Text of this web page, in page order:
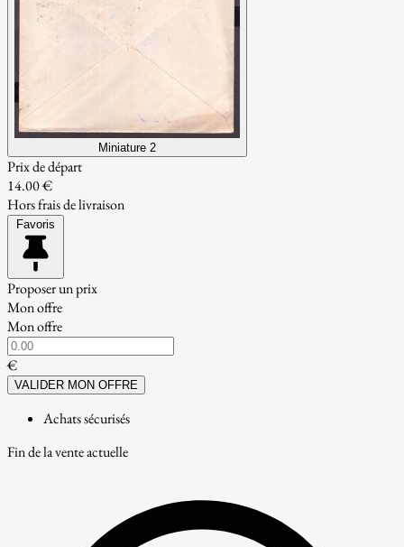
Miniature 2
Prix de départ
14.00 €
Hors frais de livraison
Favoris
Proposer un prix
Mon offre
Mon offre
€
VALIDER MON OFFRE
Achats sécurisés
Fin de la vente actuelle